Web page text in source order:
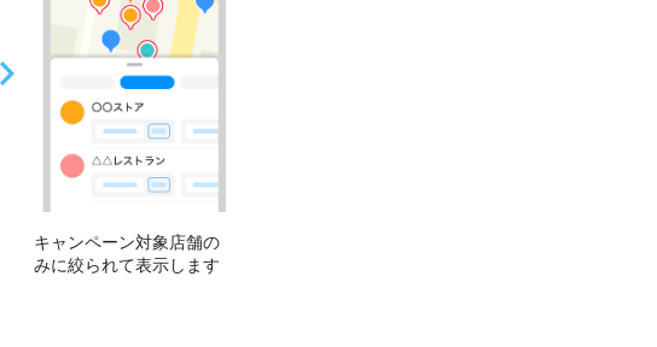
キャンペーン対象店舗の
みに絞られて表示します